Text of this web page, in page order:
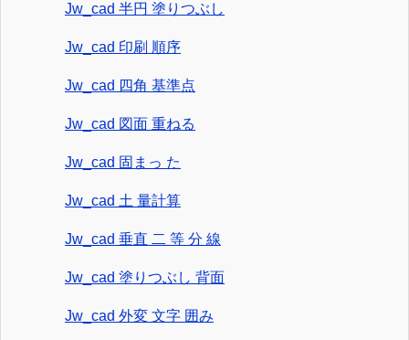
Jw_cad 半円 塗りつぶし
Jw_cad 印刷 順序
Jw_cad 四角 基準点
Jw_cad 図面 重ねる
Jw_cad 固まっ た
Jw_cad 土 量計算
Jw_cad 垂直 二 等 分 線
Jw_cad 塗りつぶし 背面
Jw_cad 外変 文字 囲み